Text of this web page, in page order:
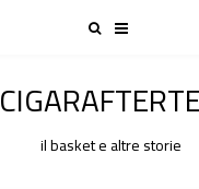
il basket e altre storie